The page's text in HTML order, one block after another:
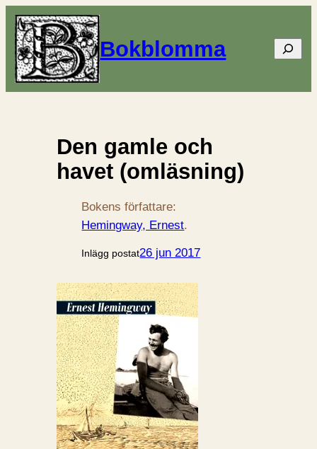
Bokblomma Sök
Den gamle och
havet (omläsning)
Bokens författare:
Hemingway, Ernest.
Inlägg postat26 jun 2017